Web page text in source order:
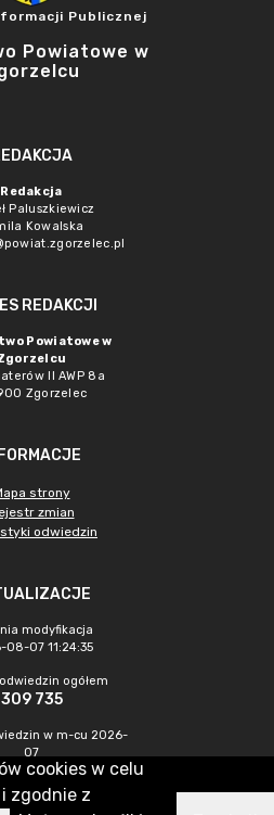
Publicznej
Powiatowe w
Redakcja
Paluszkiewicz
Kowalska
REDAKCJI
Powiatowe w
II AWP 8a
Zgorzelec
strony
zmian
odwiedzin
modyfikacja
08-07 11:24:35
ogółem
309 735
w m-cu 2026-
07
433
cookies w celu
zgodnie z